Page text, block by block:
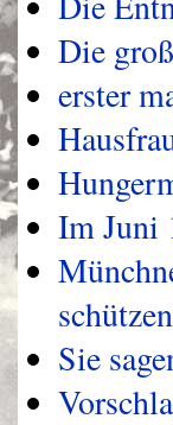
Die
erster
Im Juni
Sie